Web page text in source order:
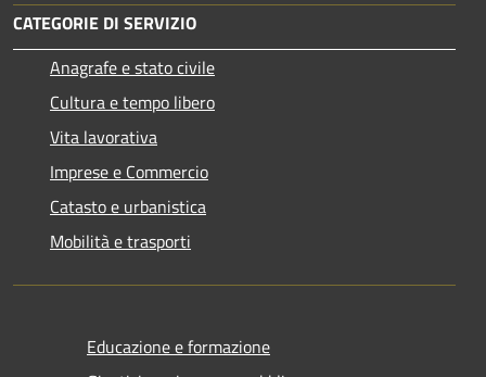
CATEGORIE DI SERVIZIO
Anagrafe e stato civile
Cultura e tempo libero
Vita lavorativa
Imprese e Commercio
Catasto e urbanistica
Mobilità e trasporti
Educazione e formazione